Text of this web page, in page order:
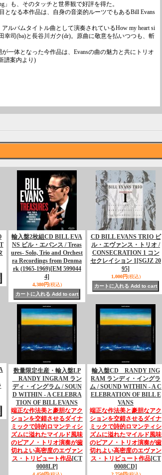
」も、そのタッチと世界観で好評を得た。
なる本作品は、自身の音楽的ルーツでもあるBill Evans
ルバムタイトル曲として演奏されているHow my heart si
幸司(ba)と長谷川ガク(dr)。原曲に敬意を払いつつも、斬
一体となった今作品は、Evansの曲の魅力と共にトリオ
譜案内より)
輸入盤2枚組CD BILL EVA
NS ビル・エバンス / Treas
ures- Solo, Trio and Orchest
ra Recordings from Denma
rk (1965-1969)[EM 599044
4]
4,380円(税込)
CD BILL EVANS TRIO ビ
ル・エヴァンス・トリオ /
CONSECRATION 1 コン
セクレイション 1[SGJZ 20
95]
1,000円(税込)
数量限定生産・輸入盤LP
RANDY INGRAM ラン
ディ・イングラム / SOUN
D WITHIN - A CELEBRA
TION OF BILL EVANS
端正な作法美と豪胆なアク
ションを交錯させるダイナ
ミックで詩的ロマンティシ
ズムに溢れたマイルド風味
のピアノ・トリオ演奏が歯
切れよい高密度のエヴァン
ス・トリビュート作品[CT
0008LP]
輸入盤CD RANDY ING
RAM ランディ・イングラ
ム / SOUND WITHIN - A C
ELEBRATION OF BILL E
VANS
端正な作法美と豪胆なアク
ションを交錯させるダイナ
ミックで詩的ロマンティシ
ズムに溢れたマイルド風味
のピアノ・トリオ演奏が歯
切れよい高密度のエヴァン
ス・トリビュート作品[CT
0008CD]